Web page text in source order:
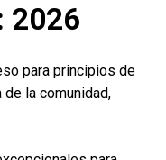
2026
para principios de
la comunidad,